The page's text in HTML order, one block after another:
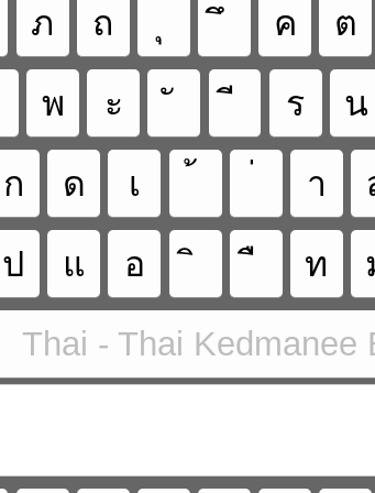
ภ ถ ค ต
พ ะ ร น
ก ด เ า
ป แ อ ท
Thai - Thai Kedmanee